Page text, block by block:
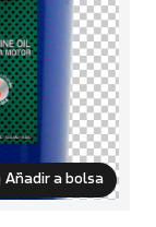
Añadir a bolsa